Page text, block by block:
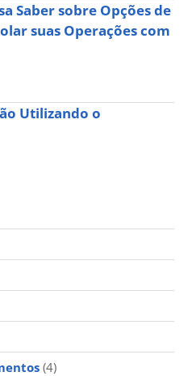
Saber sobre Opções de
suas Operações com
Utilizando o
(4)